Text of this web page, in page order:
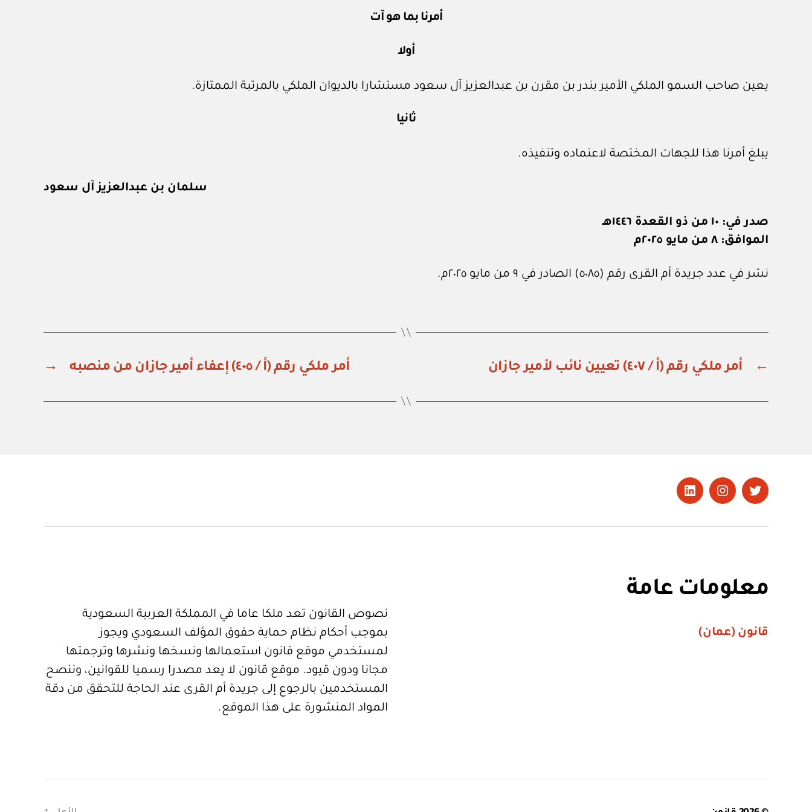
أمرنا بما هو آت
أولا
يعين صاحب السمو الملكي الأمير بندر بن مقرن بن عبدالعزيز آل سعود مستشارا بالديوان الملكي بالمرتبة الممتازة.
ثانيا
يبلغ أمرنا هذا للجهات المختصة لاعتماده وتنفيذه.
سلمان بن عبدالعزيز آل سعود
صدر في: ١٠ من ذو القعدة ١٤٤٦هـ
الموافق: ٨ من مايو ٢٠٢٥م
نشر في عدد جريدة أم القرى رقم (٥٠٨٥) الصادر في ٩ من مايو ٢٠٢٥م.
← أمر ملكي رقم (أ / ٤٠٧) تعيين نائب لأمير جازان → أمر ملكي رقم (أ / ٤٠٥) إعفاء أمير جازان من منصبه
تويتر Instagram
LinkedIn
معلومات عامة
قانون (عمان)
نصوص القانون تعد ملكا عاما في المملكة العربية السعودية
بموجب أحكام نظام حماية حقوق المؤلف السعودي ويجوز
لمستخدمي موقع قانون استعمالها ونسخها ونشرها وترجمتها
مجانا ودون قيود. موقع قانون لا يعد مصدرا رسميا للقوانين، وننصح
المستخدمين بالرجوع إلى جريدة أم القرى عند الحاجة للتحقق من دقة
المواد المنشورة على هذا الموقع.